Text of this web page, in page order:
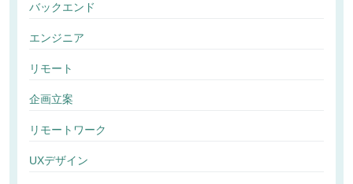
バックエンド
エンジニア
リモート
企画立案
リモートワーク
UXデザイン